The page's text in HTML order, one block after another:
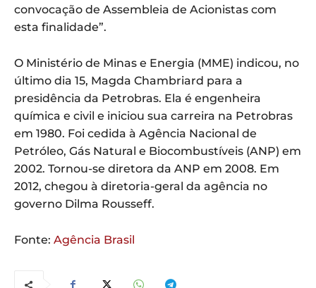
convocação de Assembleia de Acionistas com
esta finalidade”.
O Ministério de Minas e Energia (MME) indicou, no
último dia 15, Magda Chambriard para a
presidência da Petrobras. Ela é engenheira
química e civil e iniciou sua carreira na Petrobras
em 1980. Foi cedida à Agência Nacional de
Petróleo, Gás Natural e Biocombustíveis (ANP) em
2002. Tornou-se diretora da ANP em 2008. Em
2012, chegou à diretoria-geral da agência no
governo Dilma Rousseff.
Fonte: Agência Brasil